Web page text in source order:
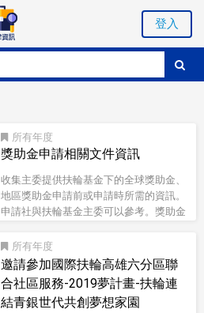
登入
所有
獎助金申請相關文件資訊
收集主委提供扶輪基金下的全球獎助金、
地區獎助金申請前或申請時所需的資訊。
申請社與扶輪基金主委可以參考。獎助金
金申請規範_地區初審申請表
(中).docxDG-地區獎助金結案報告
書.docxDG-3.地區獎助金結案-講師領據
(範本)GG-全球獎助金申請規範_地區初審
申請表(中).docxGG-合作備忘錄
所有
邀請參加國際扶輪高雄六分區聯
合社區服務-2019夢計畫-扶輪連
結青銀世代共創夢想家園